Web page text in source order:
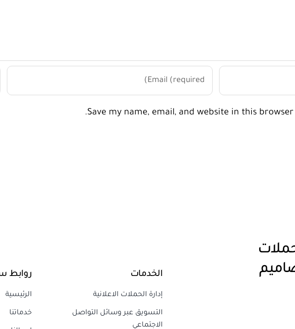
Save my name, email, and website in this
الخدمات
إدارة الحملات الاعلانية
التسويق عبر وسائل التواصل
الاجتماعي
روابط
الرئيسية
خدماتنا